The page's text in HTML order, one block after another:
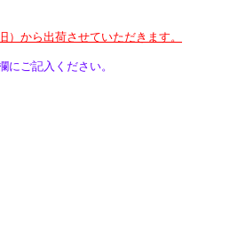
から出荷させていただきます。
ご記入ください。